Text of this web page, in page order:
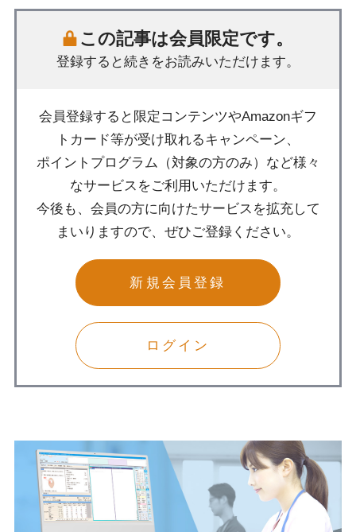
この記事は会員限定です。
登録すると続きをお読みいただけます。
会員登録すると限定コンテンツやAmazonギフ
トカード等が受け取れるキャンペーン、
ポイントプログラム（対象の方のみ）など様々
なサービスをご利用いただけます。
今後も、会員の方に向けたサービスを拡充して
まいりますので、ぜひご登録ください。
新規会員登録
ログイン